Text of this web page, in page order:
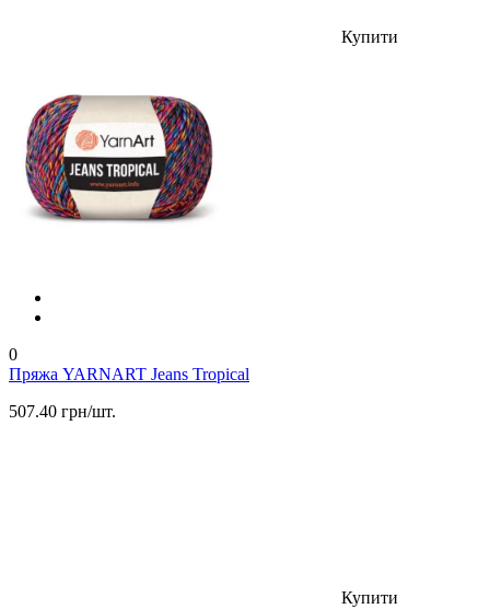
Купити
0
Пряжа YARNART Jeans Tropical
507.40 грн/шт.
Купити